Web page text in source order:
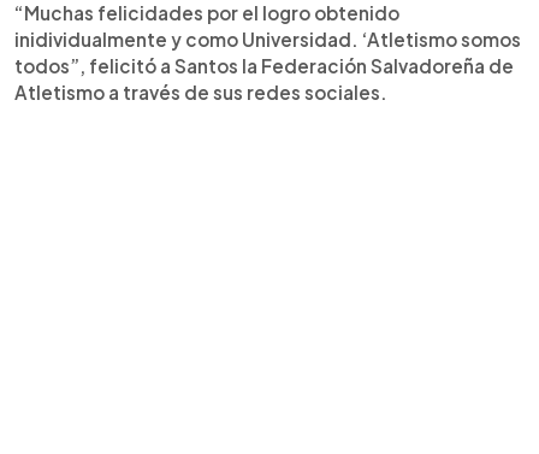
“Muchas felicidades por el logro obtenido
inidividualmente y como Universidad. ‘Atletismo somos
todos”, felicitó a Santos la Federación Salvadoreña de
Atletismo a través de sus redes sociales.